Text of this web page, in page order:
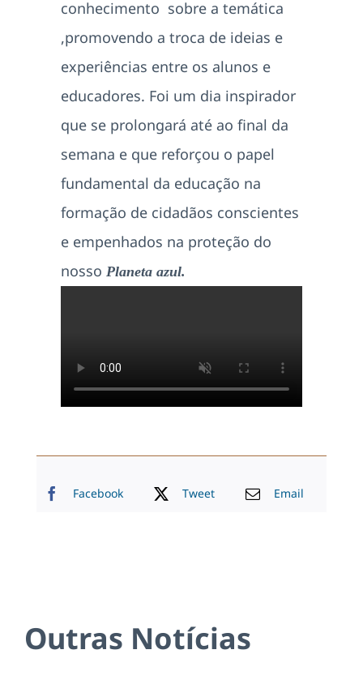
conhecimento sobre a temática
,promovendo a troca de ideias e
experiências entre os alunos e
educadores. Foi um dia inspirador
que se prolongará até ao final da
semana e que reforçou o papel
fundamental da educação na
formação de cidadãos conscientes
e empenhados na proteção do
nosso Planeta azul.
Facebook Tweet Email
Outras Notícias